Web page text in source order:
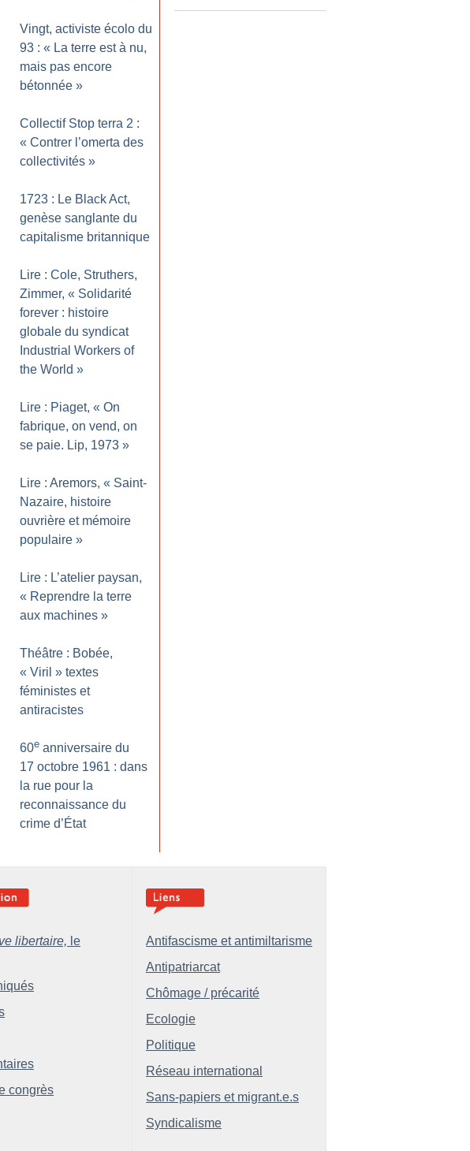
Vingt, activiste écolo du
93 : « La terre est à nu,
mais pas encore
bétonnée »
Collectif Stop terra 2 :
« Contrer l’omerta des
collectivités »
1723 : Le Black Act,
genèse sanglante du
capitalisme britannique
Lire : Cole, Struthers,
Zimmer, « Solidarité
forever : histoire
globale du syndicat
Industrial Workers of
the World »
Lire : Piaget, « On
fabrique, on vend, on
se paie. Lip, 1973 »
Lire : Aremors, « Saint-
Nazaire, histoire
ouvrière et mémoire
populaire »
Lire : L’atelier paysan,
« Reprendre la terre
aux machines »
Théâtre : Bobée,
« Viril » textes
féministes et
antiracistes
60e anniversaire du
17 octobre 1961 : dans
la rue pour la
reconnaissance du
crime d’État
libertaire, le
congrès
Antifascisme et antimiltarisme
Antipatriarcat
Chômage / précarité
Ecologie
Politique
Réseau international
Sans-papiers et migrant.e.s
Syndicalisme